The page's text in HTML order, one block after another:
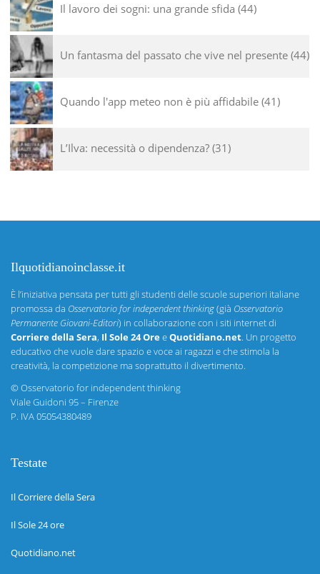
Il lavoro dei sogni: una grande sfida 44
Un fantasma del passato che vive nel presente 44
Quando l'app meteo non è più affidabile 41
L’Ilva: necessità o dipendenza? 31
Ilquotidianoinclasse.it
È l’iniziativa pensata per tutti gli studenti delle scuole superiori italiane
promossa da Osservatorio for independent thinking(già Osservatorio
Permanente Giovani-Editori) in collaborazione con i siti internet di
Corriere della Sera, Il Sole 24 OreeQuotidiano.net. Un progetto
educativo che vuole dare spazio e voce ai ragazzi e che stimola la
creatività, la competizione ma soprattutto il divertimento.
©Osservatorio for independent thinking
Viale Guidoni 95 – Firenze
P. IVA 05054380489
Testate
Il Corriere della Sera
Il Sole 24 ore
Quotidiano.net